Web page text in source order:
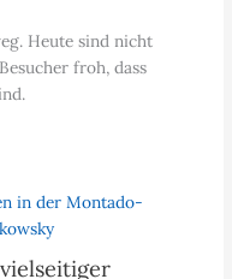
Heute sind nicht
froh, dass